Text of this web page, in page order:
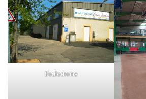
Boulodrome